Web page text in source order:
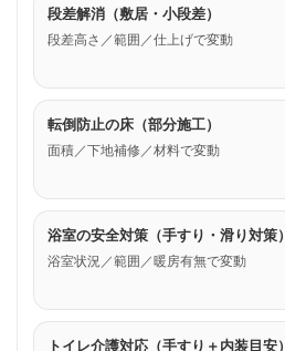
段差解消（敷居・小段差）
段差高さ／範囲／仕上げで変動
転倒防止の床（部分施工）
面積／下地補修／材料で変動
浴室の安全対策（手すり・滑り対策）
浴室状況／範囲／暖房有無で変動
トイレ介護対応（手すり＋内装目安）